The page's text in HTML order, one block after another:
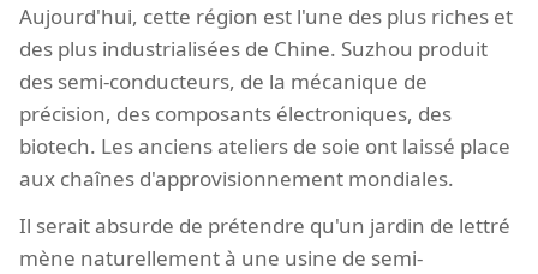
Aujourd'hui, cette région est l'une des plus riches et
des plus industrialisées de Chine. Suzhou produit
des semi-conducteurs, de la mécanique de
précision, des composants électroniques, des
biotech. Les anciens ateliers de soie ont laissé place
aux chaînes d'approvisionnement mondiales.
Il serait absurde de prétendre qu'un jardin de lettré
mène naturellement à une usine de semi-